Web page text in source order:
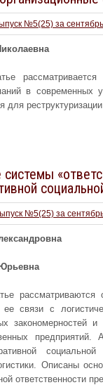
№5(25) за
рассматривается
в современных
для
№5(25) за
рассматриваются
ее связи с
закономерностей
Описаны
ответственности